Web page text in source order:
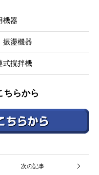
機器
振盪機器
式撹拌機
ちらから
次の記事